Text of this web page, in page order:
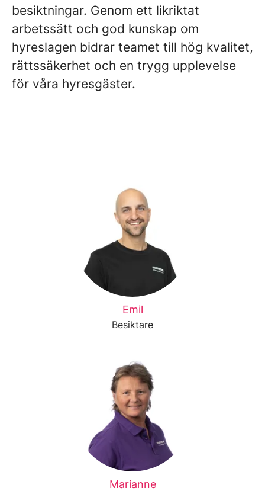
besiktningar. Genom ett likriktat
arbetssätt och god kunskap om
hyreslagen bidrar teamet till hög kvalitet,
rättssäkerhet och en trygg upplevelse
för våra hyresgäster.
Emil
Besiktare
Marianne